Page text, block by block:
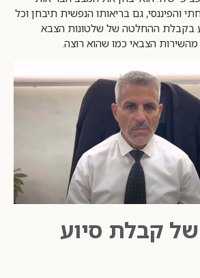
והפיננסי, גם בריאותו הנפשית תיבחן וכל
בקבלת ההחלטה של שלטונות הצבא
הצבאי כמו שהוא רוצה.
קבלת סיוע